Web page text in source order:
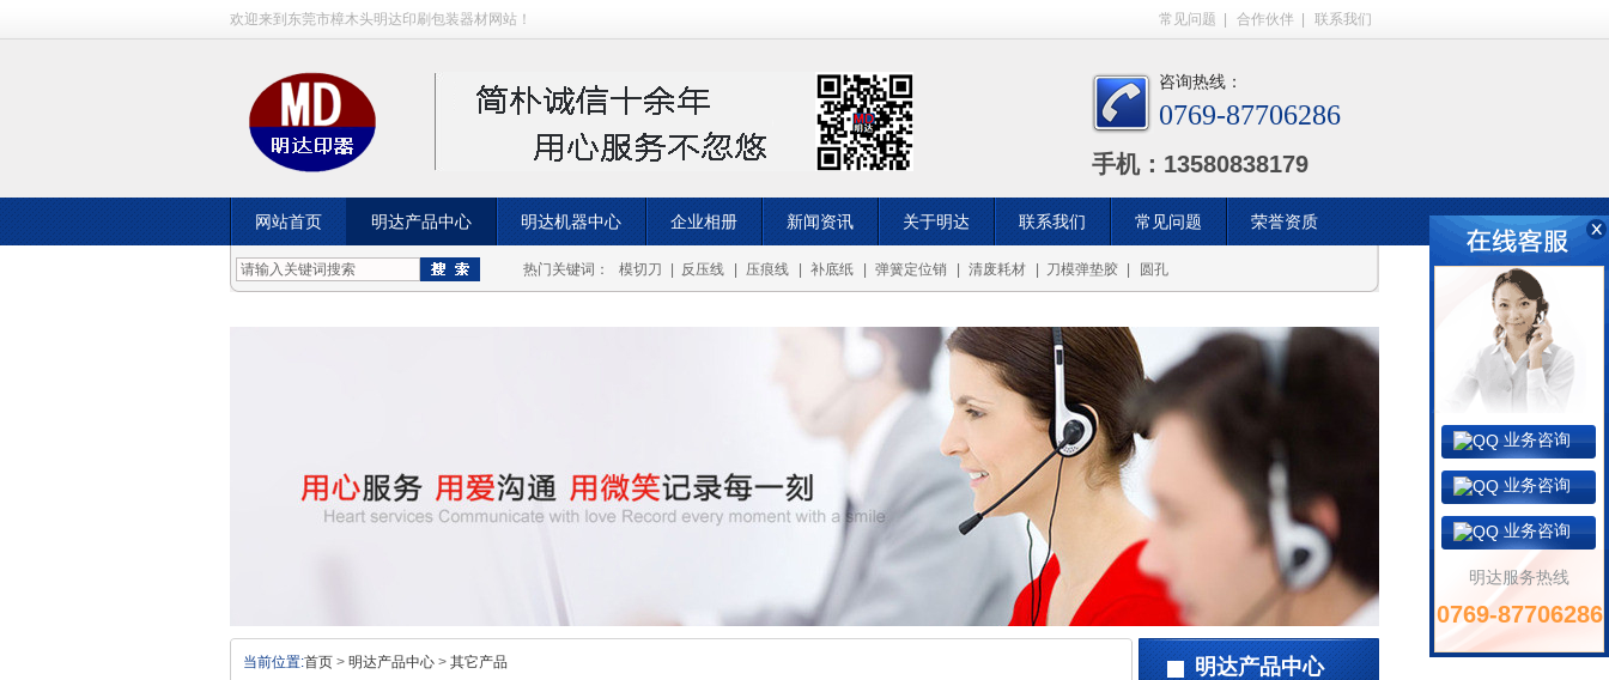
欢迎来到东莞市樟木头明达印刷包装器材网站！ 常见问题 合作伙伴 联系我们
咨询热线：
0769-87706286
手机：13580838179
网站首页 明达产品中心 明达机器中心 企业相册 新闻资讯 关于明达 联系我们 常见问题 荣誉资质
成功案例 热门关键词： 模切刀 反压线 压痕线 补底纸 弹簧定位销 清废耗材 刀模弹垫胶 圆孔
当前位置:首页 > 明达产品中心 > 其它产品 明达产品中心
业务咨询
业务咨询
业务咨询
明达服务热线
0769-87706286